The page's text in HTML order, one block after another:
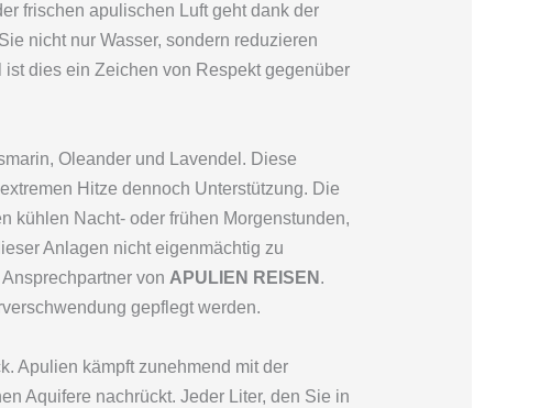
frischen apulischen Luft geht dank der
nicht nur Wasser, sondern reduzieren
ist dies ein Zeichen von Respekt gegenüber
Oleander und Lavendel. Diese
Hitze dennoch Unterstützung. Die
kühlen Nacht- oder frühen Morgenstunden,
Anlagen nicht eigenmächtig zu
von APULIEN REISEN .
gepflegt werden.
Apulien kämpft zunehmend mit der
Aquifere nachrückt. Jeder Liter, den Sie in